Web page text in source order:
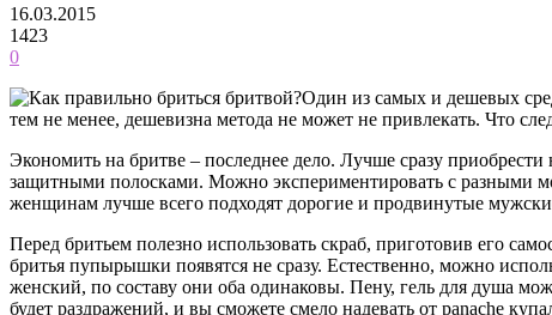
16.03.2015
1423
0
Один из самых и дешевых
тем не менее, дешевизна метода не может не привлекать. Что
Экономить на бритве – последнее дело. Лучше сразу
защитными полосками. Можно экспериментировать с разными
женщинам лучше всего подходят дорогие и продвинутые
Перед бритьем полезно использовать скраб, приготовив его
бритья пупырышки появятся не сразу. Естественно, можно
женский, по составу они оба одинаковы. Пену, гель для душа
будет раздражений, и вы сможете смело надевать от panache